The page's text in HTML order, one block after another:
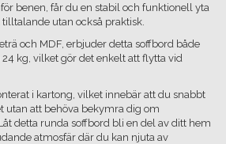
benen, får du en stabil och funktionell yta
utan också praktisk.
och MDF, erbjuder detta soffbord både
kg, vilket gör det enkelt att flytta vid
i kartong, vilket innebär att du snabbt
utan att behöva bekymra dig om
detta runda soffbord bli en del av ditt hem
atmosfär där du kan njuta av